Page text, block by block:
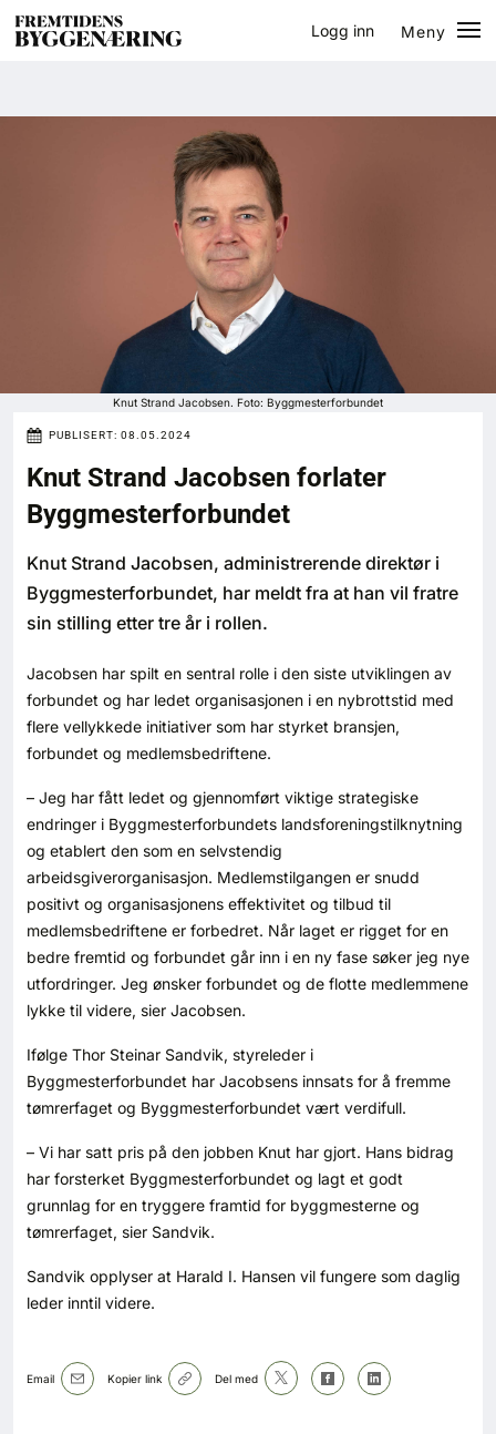
Logg inn
Meny
Bygg
Bærekraft
Øvrige
Tips redaksjonen
Annonsering
Abonnere magasin
Abonnement Pluss
Kontakt oss
Login
Knut Strand Jacobsen. Foto: Byggmesterforbundet
PUBLISERT: 08.05.2024
Knut Strand Jacobsen forlater
Byggmesterforbundet
Knut Strand Jacobsen, administrerende direktør i
Byggmesterforbundet, har meldt fra at han vil fratre
sin stilling etter tre år i rollen.
Jacobsen har spilt en sentral rolle i den siste utviklingen av
forbundet og har ledet organisasjonen i en nybrottstid med
flere vellykkede initiativer som har styrket bransjen,
forbundet og medlemsbedriftene.
– Jeg har fått ledet og gjennomført viktige strategiske
endringer i Byggmesterforbundets landsforeningstilknytning
og etablert den som en selvstendig
arbeidsgiverorganisasjon. Medlemstilgangen er snudd
positivt og organisasjonens effektivitet og tilbud til
medlemsbedriftene er forbedret. Når laget er rigget for en
bedre fremtid og forbundet går inn i en ny fase søker jeg nye
utfordringer. Jeg ønsker forbundet og de flotte medlemmene
lykke til videre, sier Jacobsen.
Ifølge Thor Steinar Sandvik, styreleder i
Byggmesterforbundet har Jacobsens innsats for å fremme
tømrerfaget og Byggmesterforbundet vært verdifull.
– Vi har satt pris på den jobben Knut har gjort. Hans bidrag
har forsterket Byggmesterforbundet og lagt et godt
grunnlag for en tryggere framtid for byggmesterne og
tømrerfaget, sier Sandvik.
Sandvik opplyser at Harald I. Hansen vil fungere som daglig
leder inntil videre.
Email Kopier link Del med